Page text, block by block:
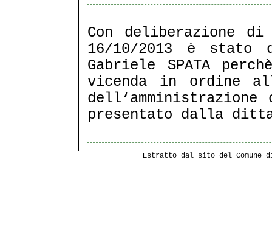
Con deliberazione di
16/10/2013 è stato
Gabriele SPATA
vicenda in ordine
presentato dalla
Estratto dal sito del Comune